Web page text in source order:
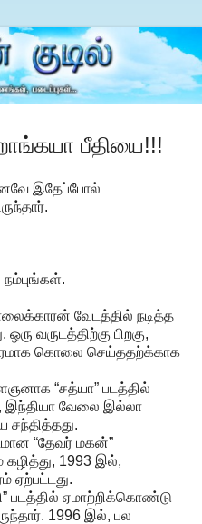
பீதியை!!!
இதேப்போல்
வேடத்தில் நடித்த
வருடத்திற்கு பிறகு,
கொலை செய்ததற்க்காக
“சத்யா” படத்தில்
இந்தியா வேலை இல்லா
சந்தித்தது.
“தேவர் மகன்”
கழித்து, 1993 இல்,
ஏற்பட்டது.
படத்தில் ஏமாற்றிக்கொண்டு
1996 இல், பல